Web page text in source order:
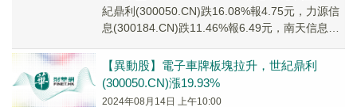
紀鼎利(300050.CN)跌16.08%報4.75元，力源信
息(300184.CN)跌11.46%報6.49元，南天信息
【異動股】電子車牌板塊拉升，世紀鼎利
(300050.CN)漲19.93%
2024年08月14日 上午10:00